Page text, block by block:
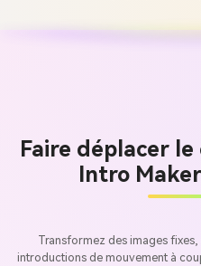
Faire déplacer
Intro
Transformez des images
introductions de mouvement à